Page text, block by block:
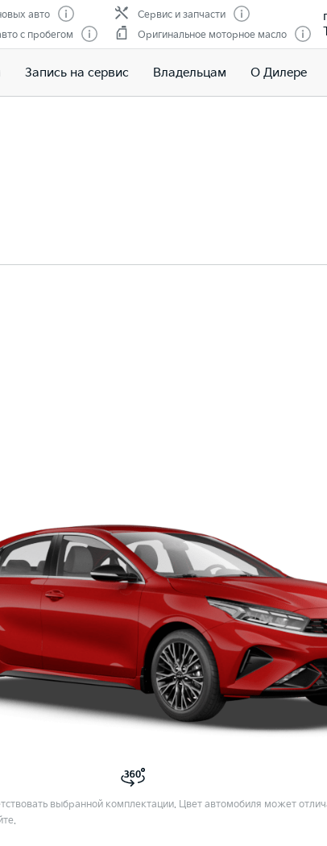
авто
с пробегом
Сервис и запчасти
Оригинальное моторное масло
Запись на сервис Владельцам О Дилере
выбранной комплектации. Цвет автомобиля может